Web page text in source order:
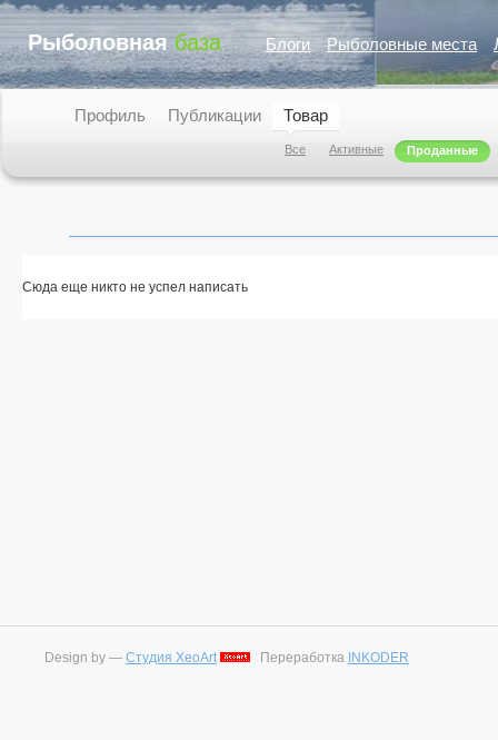
Рыболовная база Блоги Рыболовные места
Профиль Публикации Товар
Все Активные Проданные
Сюда еще никто не успел написать
Design by — Студия XeoArt Переработка INKODER